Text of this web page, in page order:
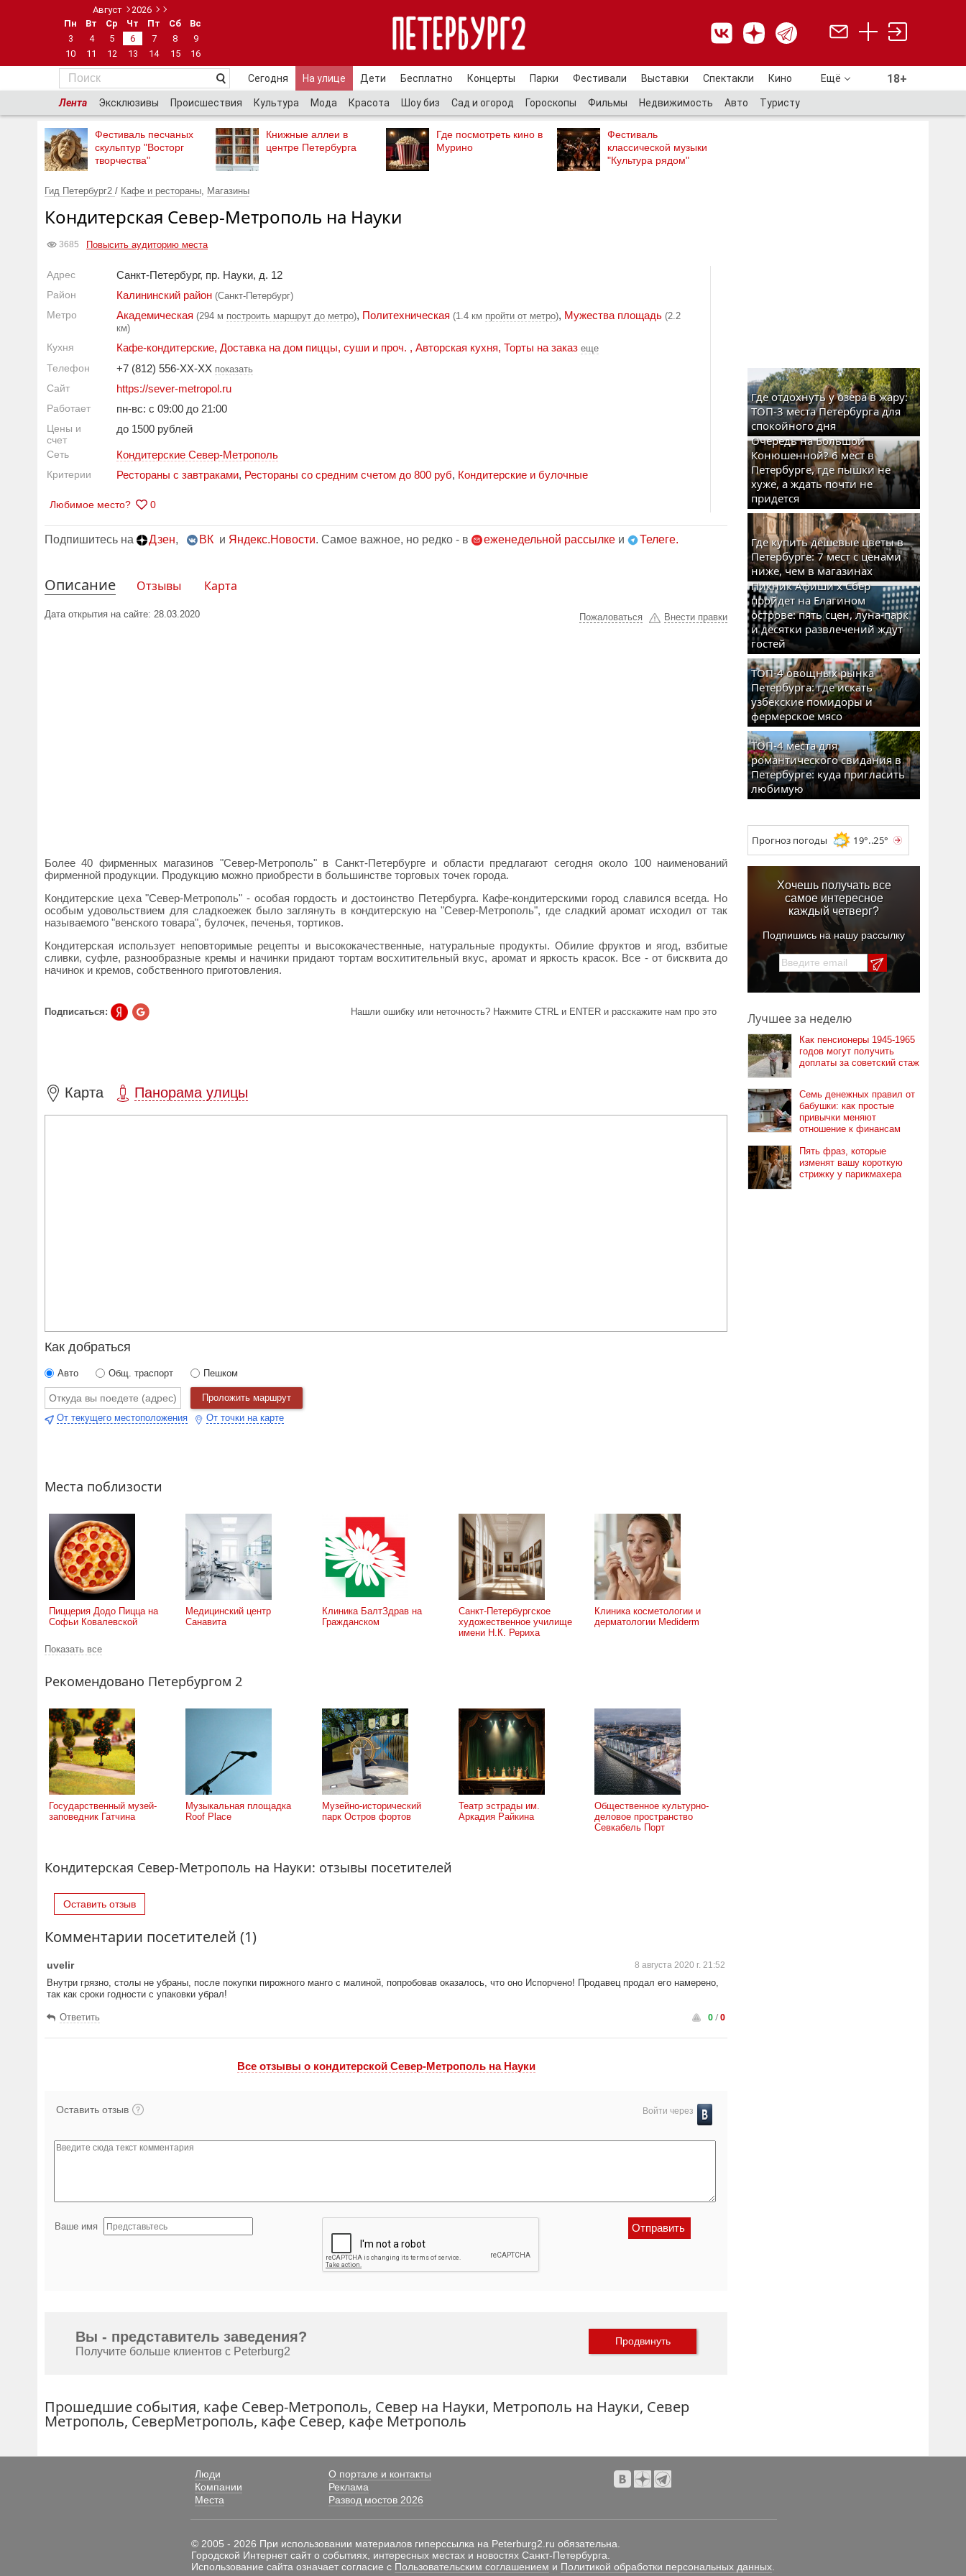
Август
2026
Пн
Вт Ср Чт Пт Сб
Вс
3
4 5 6 7 8
9
10
11 12 13 14 15 16
Сегодня На улице Дети Бесплатно Концерты Парки Фестивали Выставки Спектакли Кино Ещё 18+
Лента Эксклюзивы Происшествия Культура Мода Красота Шоу биз Сад и огород Гороскопы Фильмы Недвижимость Авто Туристу
Фестиваль песчаных
скульптур "Восторг
творчества"
Книжные аллеи в
центре Петербурга
Где посмотреть кино в
Мурино
Фестиваль
классической музыки
"Культура рядом"
Гид Петербург2 / Кафе и рестораны, Магазины
Кондитерская Север-Метрополь на Науки
3685 Повысить аудиторию места
Адрес Санкт-Петербург, пр. Науки, д. 12
Район Калининский район (Санкт-Петербург)
Метро Академическая (294 м построить маршрут до метро), Политехническая (1.4 км пройти от метро), Мужества площадь (2.2
км)
Кухня Кафе-кондитерские, Доставка на дом пиццы, суши и проч. , Авторская кухня, Торты на заказ еще
Телефон +7 (812) 556-XX-XX показать
Сайт https://sever-metropol.ru
Работает пн-вс: с 09:00 до 21:00
Цены и
счет
до 1500 рублей
Сеть Кондитерские Север-Метрополь
Критерии Рестораны с завтраками, Рестораны со средним счетом до 800 руб, Кондитерские и булочные
Любимое место? 0
Подпишитесь на Дзен, ВК и Яндекс.Новости. Самое важное, но редко - в еженедельной рассылке и Телеге.
Описание Отзывы Карта
Дата открытия на сайте: 28.03.2020 Пожаловаться Внести правки
Более 40 фирменных магазинов "Север-Метрополь" в Санкт-Петербурге и области предлагают сегодня около 100 наименований
фирменной продукции. Продукцию можно приобрести в большинстве торговых точек города.
Кондитерские цеха "Север-Метрополь" - особая гордость и достоинство Петербурга. Кафе-кондитерскими город славился всегда. Но
особым удовольствием для сладкоежек было заглянуть в кондитерскую на "Север-Метрополь", где сладкий аромат исходил от так
называемого "венского товара", булочек, печенья, тортиков.
Кондитерская использует неповторимые рецепты и высококачественные, натуральные продукты. Обилие фруктов и ягод, взбитые
сливки, суфле, разнообразные кремы и начинки придают тортам восхитительный вкус, аромат и яркость красок. Все - от бисквита до
начинок и кремов, собственного приготовления.
Подписаться: Нашли ошибку или неточность? Нажмите CTRL и ENTER и расскажите нам про это
Карта Панорама улицы
Как добраться
Авто Общ. траспорт Пешком
Проложить маршрут
От текущего местоположения
От точки на карте
Места поблизости
Пиццерия Додо Пицца на
Софьи Ковалевской
Медицинский центр
Санавита
Клиника БалтЗдрав на
Гражданском
Санкт-Петербургское
художественное училище
имени Н.К. Рериха
Клиника косметологии и
дерматологии Mediderm
Показать все
Рекомендовано Петербургом 2
Государственный музей-
заповедник Гатчина
Музыкальная площадка
Roof Place
Музейно-исторический
парк Остров фортов
Театр эстрады им.
Аркадия Райкина
Общественное культурно-
деловое пространство
Севкабель Порт
Кондитерская Север-Метрополь на Науки: отзывы посетителей
Оставить отзыв
Комментарии посетителей (1)
uvelir 8 августа 2020 г. 21:52
Внутри грязно, столы не убраны, после покупки пирожного манго с малиной, попробовав оказалось, что оно Испорчено! Продавец продал его намерено,
так как сроки годности с упаковки убрал!
Ответить 0/0
Все отзывы o кондитерской Север-Метрополь на Науки
Оставить отзыв Войти через
Ваше имя
Вы - представитель заведения?
Получите больше клиентов с Peterburg2
Продвинуть
Прошедшие события, кафе Север-Метрополь, Север на Науки, Метрополь на Науки, Север
Метрополь, СеверМетрополь, кафе Север, кафе Метрополь
Где отдохнуть у озера в жару:
ТОП-3 места Петербурга для
спокойного дня
Очередь на Большой
Конюшенной? 6 мест в
Петербурге, где пышки не
хуже, а ждать почти не
придется
Где купить дешевые цветы в
Петербурге: 7 мест с ценами
ниже, чем в магазинах
Пикник Афиши x Сбер
пройдет на Елагином
острове: пять сцен, луна-парк
и десятки развлечений ждут
гостей
ТОП-4 овощных рынка
Петербурга: где искать
узбекские помидоры и
фермерское мясо
ТОП-4 места для
романтического свидания в
Петербурге: куда пригласить
любимую
Прогноз погоды 19°..25°
Хочешь получать все
самое интересное
каждый четверг?
Подпишись на нашу рассылку
Лучшее за неделю
Как пенсионеры 1945-1965
годов могут получить
доплаты за советский стаж
Семь денежных правил от
бабушки: как простые
привычки меняют
отношение к финансам
Пять фраз, которые
изменят вашу короткую
стрижку у парикмахера
Люди
О портале и контакты
Компании
Реклама
Места
Развод мостов 2026
© 2005 - 2026 При использовании материалов гиперссылка на Peterburg2.ru обязательна.
Городской Интернет сайт о событиях, интересных местах и новостях Санкт-Петербурга.
Использование сайта означает согласие с Пользовательским соглашением и Политикой обработки персональных данных.